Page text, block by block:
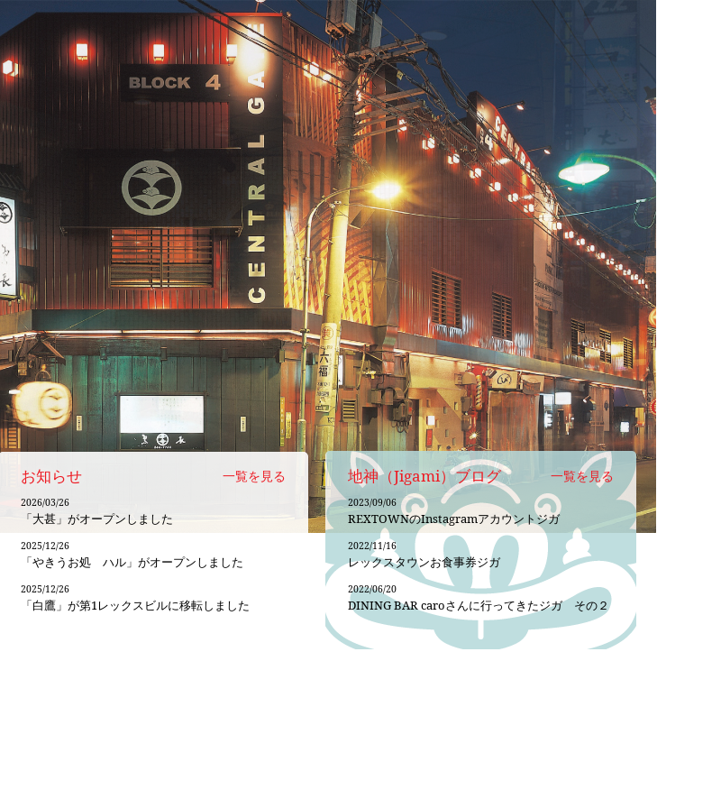
一覧を見る
お知らせ
2026/03/26
「大甚」がオープンしました
2025/12/26
「やきうお処 ハル」がオープンしました
2025/12/26
「白鷹」が第1レックスビルに移転しました
一覧を見る
地神（Jigami）ブログ
2023/09/06
REXTOWNのInstagramアカウントジガ
2022/11/16
レックスタウンお食事券ジガ
2022/06/20
DINING BAR caroさんに行ってきたジガ その２